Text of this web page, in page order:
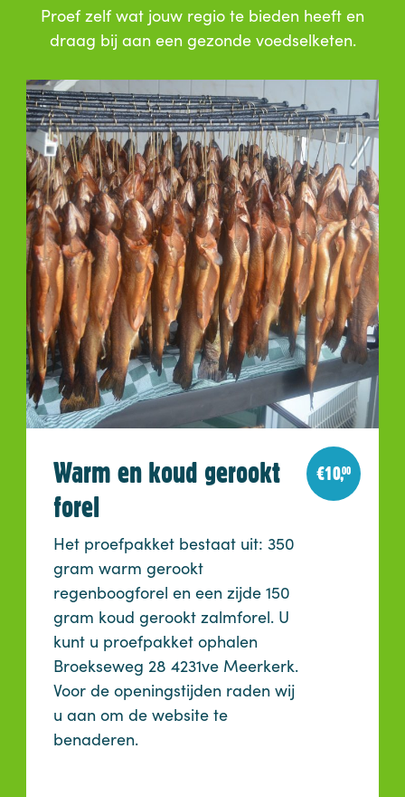
Proef zelf wat jouw regio te bieden heeft en
draag bij aan een gezonde voedselketen.
Warm en koud gerookt
forel
€10,00
Het proefpakket bestaat uit: 350
gram warm gerookt
regenboogforel en een zijde 150
gram koud gerookt zalmforel. U
kunt u proefpakket ophalen
Broekseweg 28 4231ve Meerkerk.
Voor de openingstijden raden wij
u aan om de website te
benaderen.